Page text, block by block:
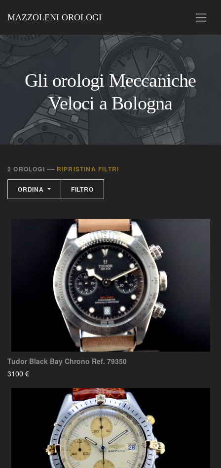
MAZZOLENI OROLOGI
Gli orologi Meccaniche
Veloci a Bologna
2 OROLOGI — RIPRISTINA FILTRI
ORDINA FILTRO
Tudor Black Bay Chrono Ref. 79350
3100 €